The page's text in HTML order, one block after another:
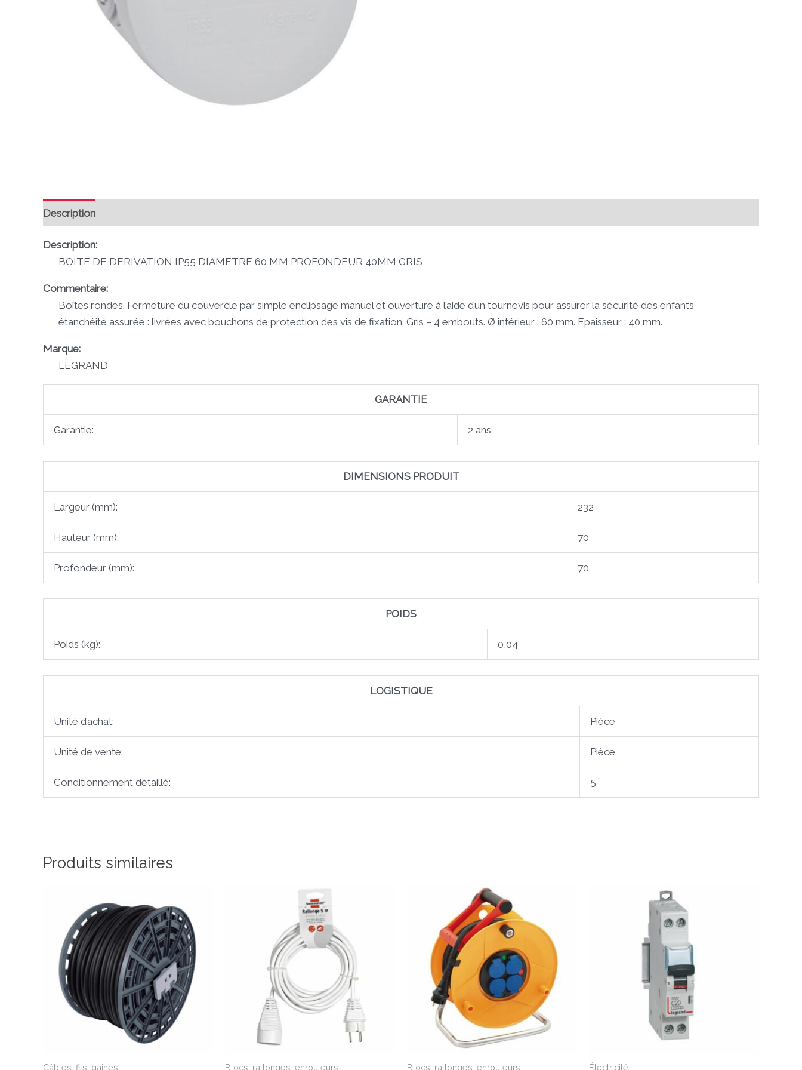
Description
Description:
BOITE DE DERIVATION IP55 DIAMETRE 60 MM PROFONDEUR 40MM GRIS
Commentaire:
Boîtes rondes. Fermeture du couvercle par simple enclipsage manuel et ouverture à l’aide d’un tournevis pour assurer la sécurité des enfants
étanchéité assurée : livrées avec bouchons de protection des vis de fixation. Gris – 4 embouts. Ø intérieur : 60 mm. Epaisseur : 40 mm.
Marque:
LEGRAND
GARANTIE
Garantie: 2 ans
DIMENSIONS PRODUIT
Largeur (mm): 232
Hauteur (mm): 70
Profondeur (mm): 70
POIDS
Poids (kg): 0,04
LOGISTIQUE
Unité d’achat: Pièce
Unité de vente: Pièce
Conditionnement détaillé: 5
Produits similaires
Câbles, fils, gaines Blocs, rallonges, enrouleurs Blocs, rallonges, enrouleurs Électricité